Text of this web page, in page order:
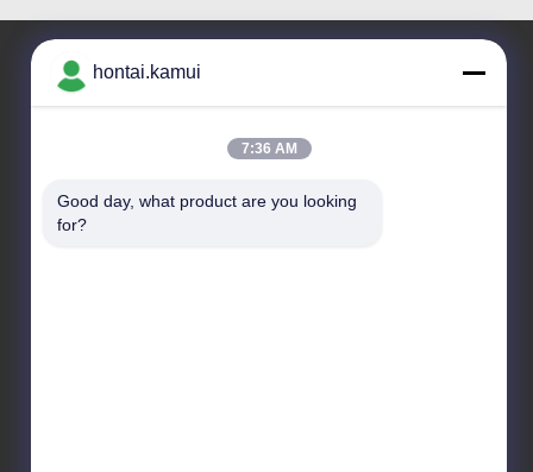
NO.7-A5,ZHONGHANGBEIYUANビルディング,42
ZHONGHANGロード,フーチアン地区,中国
hontai.kamui
7:36 AM
Good day, what product are you looking
for?